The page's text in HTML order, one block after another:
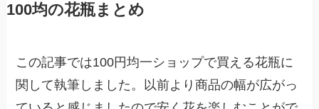
100均の花瓶まとめ
この記事では100円均一ショップで買える花瓶に
関して執筆しました。以前より商品の幅が広がっ